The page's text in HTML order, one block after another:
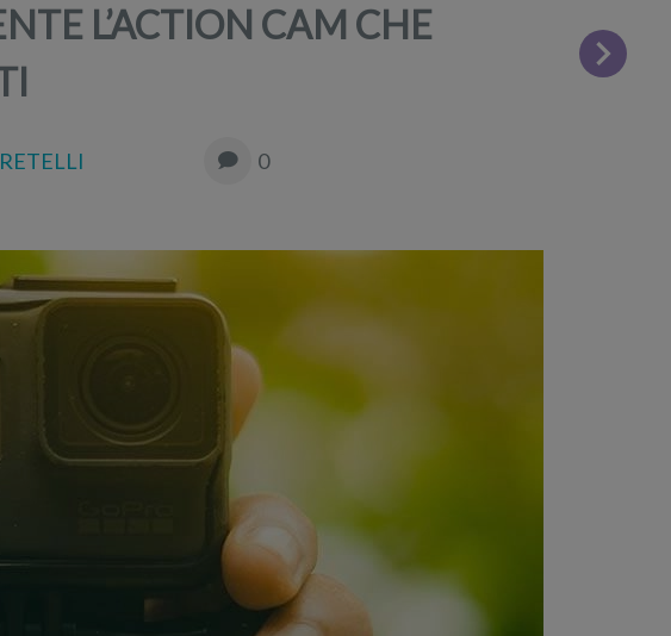
L’ACTION CAM CHE
0